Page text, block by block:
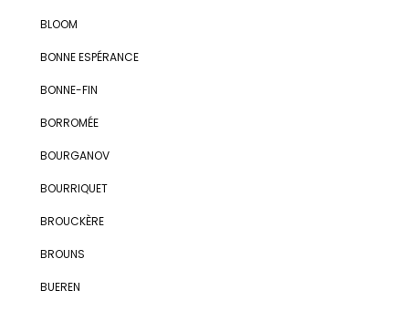
BLOOM
BONNE ESPÉRANCE
BONNE-FIN
BORROMÉE
BOURGANOV
BOURRIQUET
BROUCKÈRE
BROUNS
BUEREN